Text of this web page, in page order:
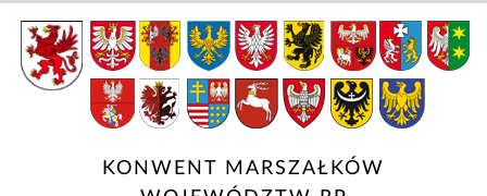
Konwent Marszałków
KONWENT MARSZAŁKÓW